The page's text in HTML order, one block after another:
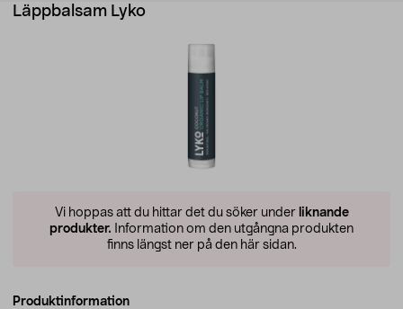
Läppbalsam Lyko
Vi hoppas att du hittar det du söker under liknande
produkter. Information om den utgångna produkten
finns längst ner på den här sidan.
Produktinformation